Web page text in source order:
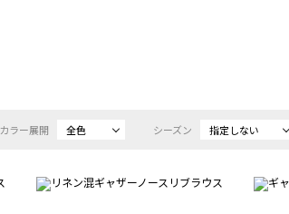
カラー展開 全色 シーズン 指定しない